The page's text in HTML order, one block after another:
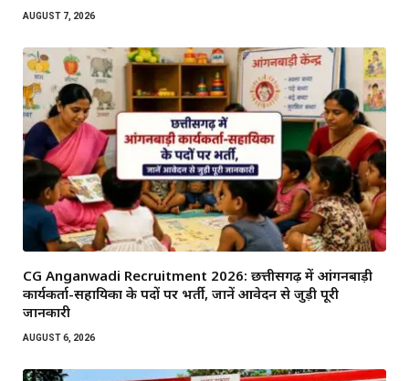
AUGUST 7, 2026
CG Anganwadi Recruitment 2026: छत्तीसगढ़ में आंगनबाड़ी
कार्यकर्ता-सहायिका के पदों पर भर्ती, जानें आवेदन से जुड़ी पूरी
जानकारी
AUGUST 6, 2026